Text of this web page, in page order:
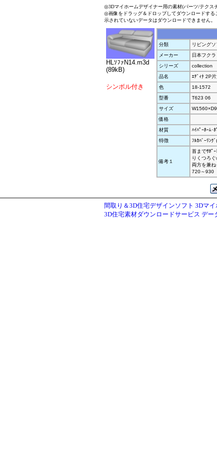
◎3Dマイホームデザイナー用の素材(パーツ/テクス
◎画像をドラッグ＆ドロップしてダウンロードす
示されていないデータはダウンロードできません。
HLｿﾌｧN14.m3d
(89kB)
シンボル付き
分類
リビング
メーカー
日本フクラ
シリーズ
collection
品名
ｴﾃﾞｨﾅ 2P
色
18-1572
型番
T623 06
サイズ
価格
材質
ﾊｲﾊﾟｰﾎｰﾑ･
特徴
ﾌﾙｶﾊﾞｰﾘﾝｸ
備考１
首までｻﾎﾟ
りくつろ
両方を兼
720～930
間取り＆3D住宅デザインソフト 3Dマ
3D住宅素材ダウンロードサービス デー